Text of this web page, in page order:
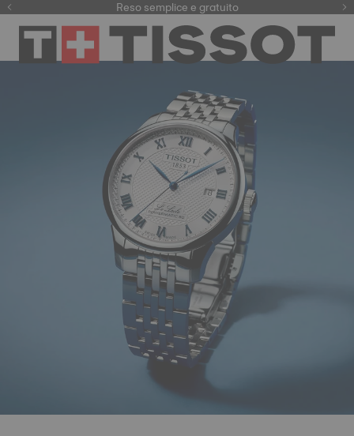
Reso semplice e gratuito